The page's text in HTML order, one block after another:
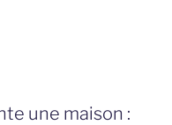
une maison :